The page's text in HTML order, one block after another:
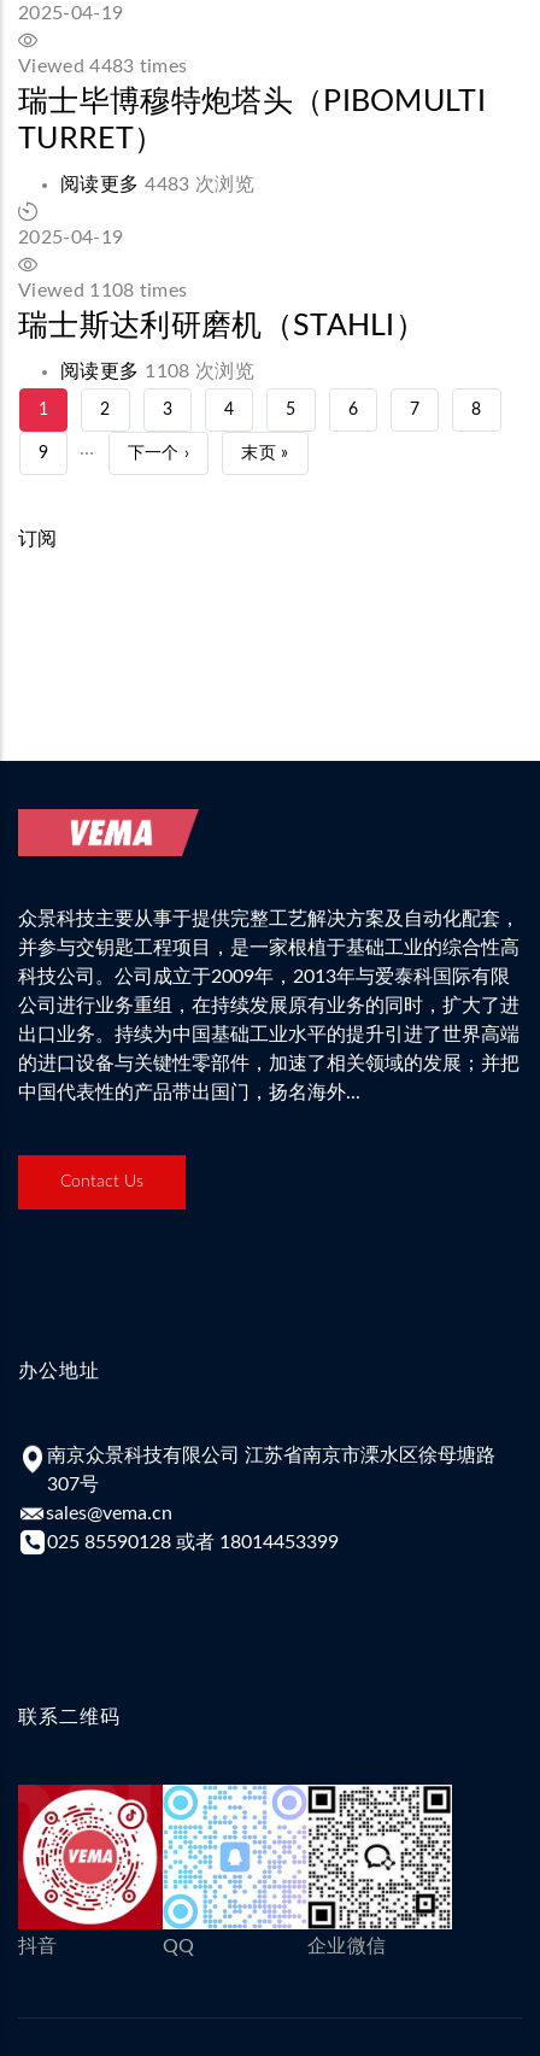
banner
2025-04-19
Viewed 4483 times
瑞士毕博穆特炮塔头（PIBOMULTI
TURRET）
阅读更多 关
士
毕
穆
炮
4483 次浏览
2025-04-19
Viewed 1108 times
瑞士斯达利研磨机（STAHLI）
阅读更多 关
瑞
士
1108 次浏览
当
前
1 PAGE
2 PAGE
3 PAGE
4 PAGE
5 PAGE
6 PAGE
7 PAGE
8
PAGE
9 … 下
下一个 › 末
末页 »
订阅
众景科技主要从事于提供完整工艺解决方案及自动化配套，
并参与交钥匙工程项目，是一家根植于基础工业的综合性高
科技公司。公司成立于2009年，2013年与爱泰科国际有限
公司进行业务重组，在持续发展原有业务的同时，扩大了进
出口业务。持续为中国基础工业水平的提升引进了世界高端
的进口设备与关键性零部件，加速了相关领域的发展；并把
中国代表性的产品带出国门，扬名海外...
Contact Us
办公地址
南京众景科技有限公司 江苏省南京市溧水区徐母塘路
307号
sales@vema.cn
025 85590128 或者 18014453399
联系二维码
抖音 QQ 企业微信